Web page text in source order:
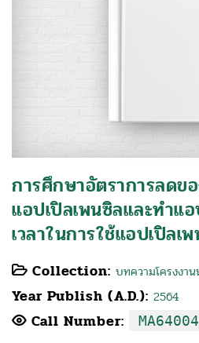
การศึกษาอัตราการลดข
แอปเปิลเพนซิลและทําแ
เวลาในการใช้แอปเปิลเ
Collection: บทความโครงงาน
Year Publish (A.D.): 2564
Call Number: MA64004